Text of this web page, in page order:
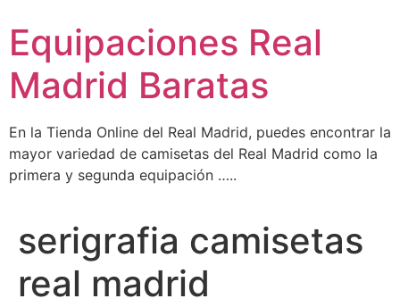
contenido
Equipaciones Real
Madrid Baratas
En la Tienda Online del Real Madrid, puedes encontrar la
mayor variedad de camisetas del Real Madrid como la
primera y segunda equipación …..
serigrafia camisetas
real madrid